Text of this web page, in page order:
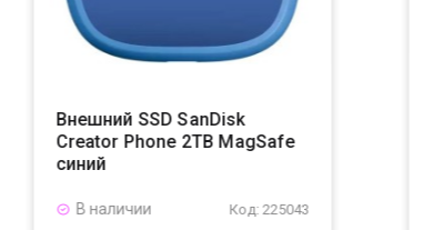
Внешний SSD SanDisk
Creator Phone 2TB MagSafe
синий
Код: 225043
В наличии